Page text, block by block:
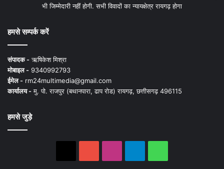
भी जिम्मेदारी नहीं होगी. सभी विवादों का न्यायक्षेत्र रायगढ़ होगा
हमसे सम्पर्क करें
संपादक -ऋषिकेश मिश्रा
मोबाइल - 9340992793
ईमेल - rm24multimedia@gmail.com
कार्यालय -मु. पो. राजपुर (बथानपारा, ढाप रोड) रायगढ़, छत्तीसगढ़ 496115
हमसे जुड़े